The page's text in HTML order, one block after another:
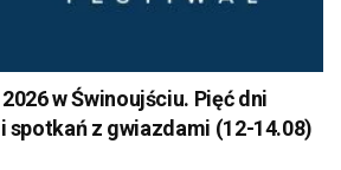
w Świnoujściu. Pięć dni
spotkań z gwiazdami (12-14.08)